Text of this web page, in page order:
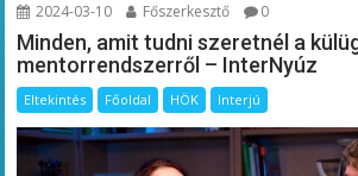
2024-03-10 Főszerkesztő 0
Minden, amit tudni szeretnél a
mentorrendszerről – InterNyúz
Eltekintés Főoldal HÖK Interjú